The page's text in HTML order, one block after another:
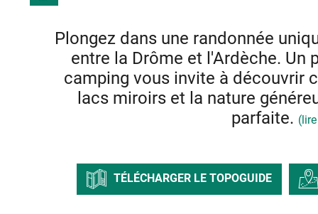
Plongez dans une randonnée
entre la Drôme et l'Ardèche. Un
camping vous invite à découvrir
lacs miroirs et la nature
parfaite.
Cette boucle sans difficulté vous guidera à travers des
du camping pour commencer votre périple avec une
reflétant la quiétude de
TÉLÉCHARGER LE TOPOGUIDE